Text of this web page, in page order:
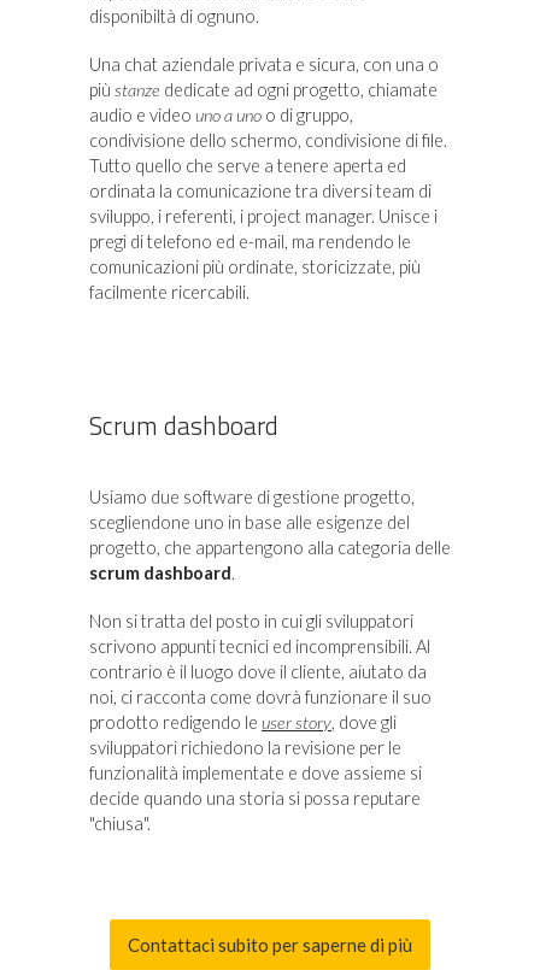
disponibiltà di ognuno.
Una chat aziendale privata e sicura, con una o
più stanze dedicate ad ogni progetto, chiamate
audio e video uno a uno o di gruppo,
condivisione dello schermo, condivisione di file.
Tutto quello che serve a tenere aperta ed
ordinata la comunicazione tra diversi team di
sviluppo, i referenti, i project manager. Unisce i
pregi di telefono ed e-mail, ma rendendo le
comunicazioni più ordinate, storicizzate, più
facilmente ricercabili.
Scrum dashboard
Usiamo due software di gestione progetto,
scegliendone uno in base alle esigenze del
progetto, che appartengono alla categoria delle
scrum dashboard.
Non si tratta del posto in cui gli sviluppatori
scrivono appunti tecnici ed incomprensibili. Al
contrario è il luogo dove il cliente, aiutato da
noi, ci racconta come dovrà funzionare il suo
prodotto redigendo le user story, dove gli
sviluppatori richiedono la revisione per le
funzionalità implementate e dove assieme si
decide quando una storia si possa reputare
"chiusa".
Contattaci subito per saperne di più